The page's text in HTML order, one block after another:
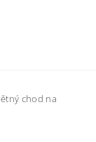
chod na